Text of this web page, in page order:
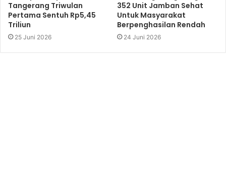
Tangerang Triwulan
Pertama Sentuh Rp5,45
Triliun
25 Juni 2026
352 Unit Jamban Sehat
Untuk Masyarakat
Berpenghasilan Rendah
24 Juni 2026